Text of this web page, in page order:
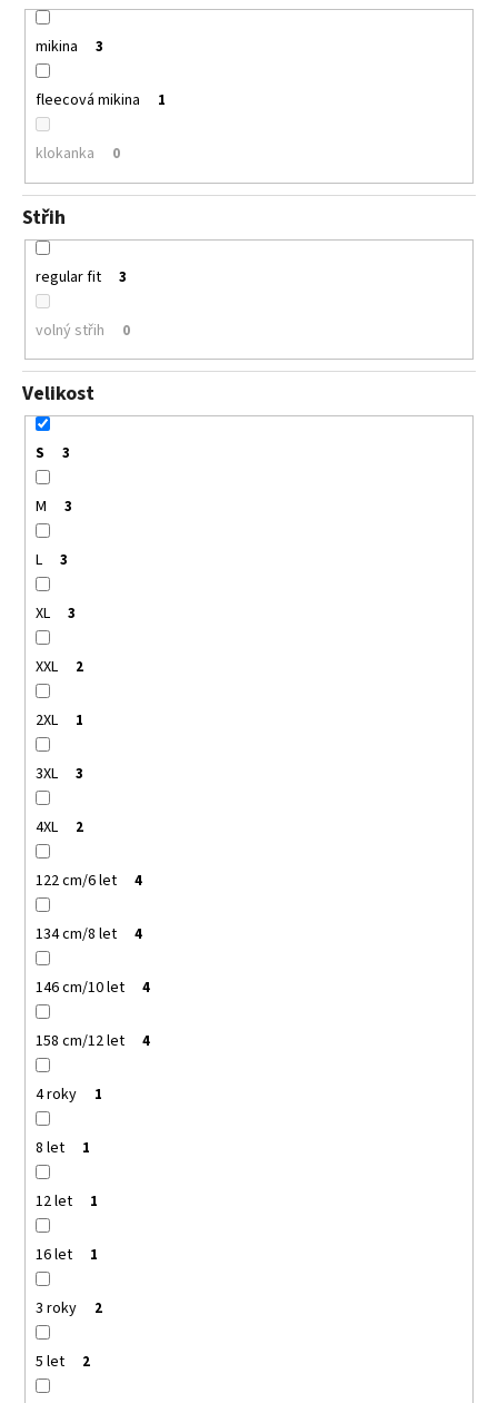
mikina 3
fleecová mikina 1
klokanka 0
Střih
regular fit 3
volný střih 0
Velikost
S 3
M 3
L 3
XL 3
XXL 2
2XL 1
3XL 3
4XL 2
122 cm/6 let 4
134 cm/8 let 4
146 cm/10 let 4
158 cm/12 let 4
4 roky 1
8 let 1
12 let 1
16 let 1
3 roky 2
5 let 2